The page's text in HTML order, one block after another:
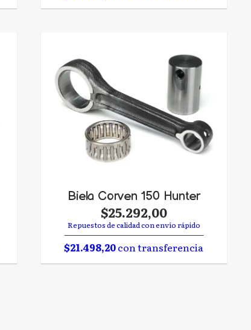
Biela Corven 150 Hunter
$25.292,00
Repuestos de calidad con envío rápido
$21.498,20con transferencia